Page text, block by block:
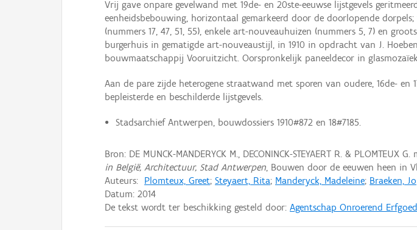
Vrij gave onpare gevelwand met 19de- en 20ste-eeuwse lijstgevels
eenheidsbebouwing, horizontaal gemarkeerd door de doorlopende
(nummers 17, 47, 51, 55), enkele art-nouveauhuizen (nummers 5, 7) en
burgerhuis in gematigde art-nouveaustijl, in 1910 in opdracht van J.
bouwmaatschappij Vooruitzicht. Oorspronkelijk paneeldecor in
Aan de pare zijde heterogene straatwand met sporen van oudere, 16de- en
bepleisterde en beschilderde lijstgevels.
Stadsarchief Antwerpen, bouwdossiers 1910#872 en 18#7185.
Bron: DE MUNCK-MANDERYCK M., DECONINCK-STEYAERT R. & PLOMTEUX
in België, Architectuur, Stad Antwerpen , Bouwen door de eeuwen heen in
Auteurs: Plomteux, Greet; Steyaert, Rita; Manderyck, Madeleine; Braeken, Jo
Datum: 2014
De tekst wordt ter beschikking gesteld door: Agentschap Onroerend